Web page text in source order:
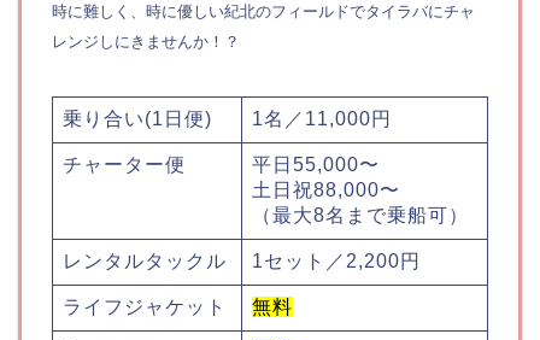
時に難しく、時に優しい紀北のフィールドでタイラバにチャ
レンジしにきませんか！？
乗り合い(1日便) 1名／11,000円
チャーター便
平日55,000〜
土日祝88,000〜
（最大8名まで乗船可）
レンタルタックル 1セット／2,200円
ライフジャケット 無料